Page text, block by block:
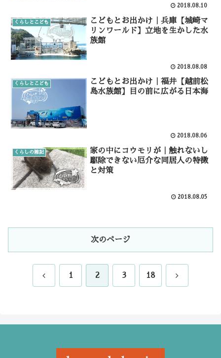
2018.08.10
くらしとこども
こどもとお出かけ｜兵庫【城崎マ
リンワールド】立地を生かした水
族館
2018.08.08
くらしとこども
こどもとお出かけ｜福井【越前松
島水族館】目の前に広がる日本海
2018.08.06
くらしの雑記
家の中にコウモリが｜触れないし
駆除できない厄介な同居人の特徴
と対策
2018.08.05
次のページ
前 1 2 3 18 次